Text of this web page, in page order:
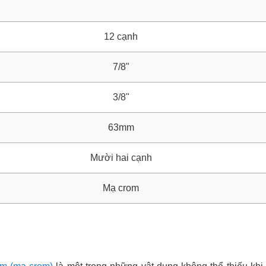
12 cạnh
7/8"
3/8"
63mm
Mười hai cạnh
Mạ crom